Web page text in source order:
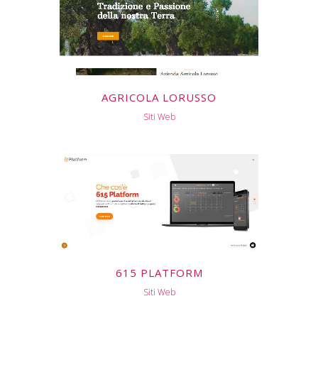
AGRICOLA LORUSSO
Siti Web
615 PLATFORM
Siti Web